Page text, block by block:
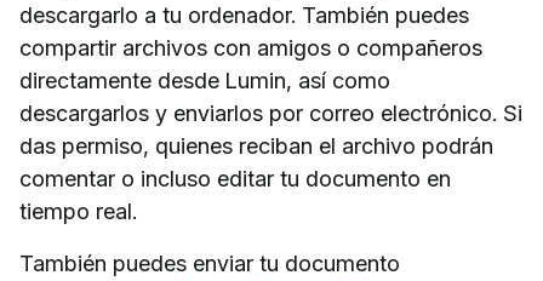
descargarlo a tu ordenador. También puedes
compartir archivos con amigos o compañeros
directamente desde Lumin, así como
descargarlos y enviarlos por correo electrónico. Si
das permiso, quienes reciban el archivo podrán
comentar o incluso editar tu documento en
tiempo real.
También puedes enviar tu documento